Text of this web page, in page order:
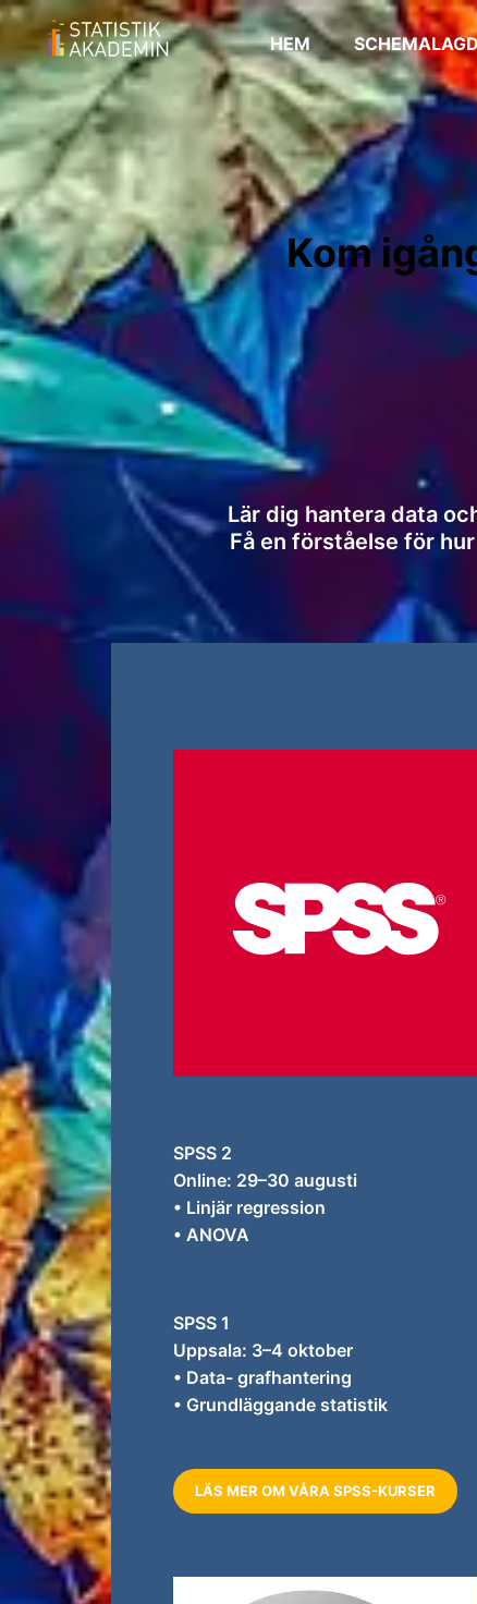
HEM
Kom
Lär dig hantera data
Få en förståelse för
SPSS 2
Online: 29–30 augusti
• Linjär regression
• ANOVA
SPSS 1
Uppsala: 3–4 oktober
• Data- grafhantering
• Grundläggande statistik
LÄS MER OM VÅRA SPSS-KURSER